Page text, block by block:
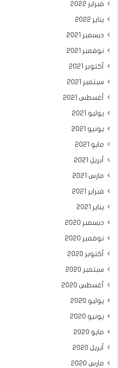
فبراير 2022
يناير 2022
ديسمبر 2021
نوفمبر 2021
أكتوبر 2021
سبتمبر 2021
أغسطس 2021
يوليو 2021
يونيو 2021
مايو 2021
أبريل 2021
مارس 2021
فبراير 2021
يناير 2021
ديسمبر 2020
نوفمبر 2020
أكتوبر 2020
سبتمبر 2020
أغسطس 2020
يوليو 2020
يونيو 2020
مايو 2020
أبريل 2020
مارس 2020